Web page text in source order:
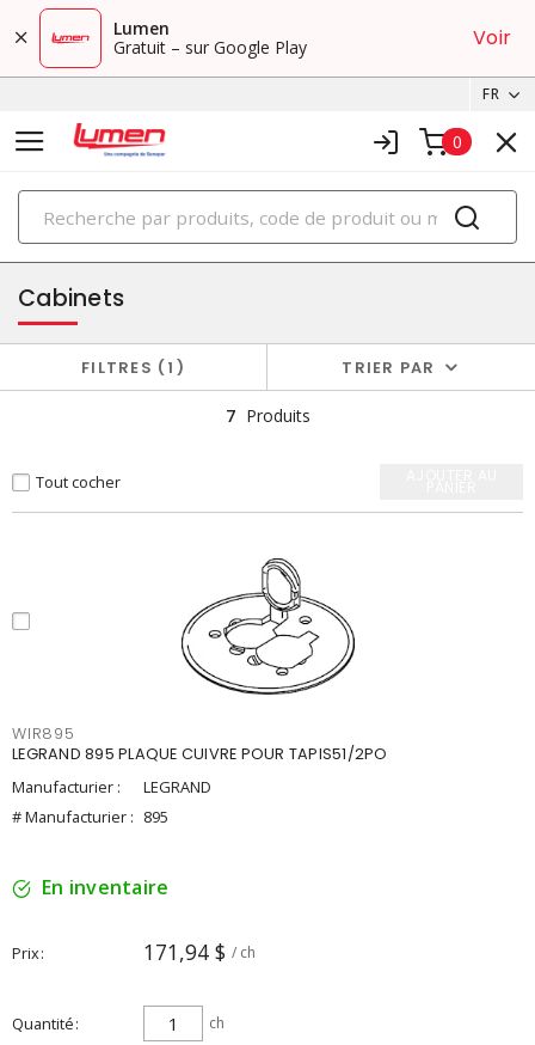
Lumen
Gratuit – sur Google Play
Voir
FR
0
PRODUITS
boîtiers et cabinets
Cabinets
FILTRES 1 TRIER PAR
7 Produits
Tout cocher
WIR895
LEGRAND 895 PLAQUE CUIVRE POUR TAPIS51/2PO
Manufacturier :
LEGRAND
# Manufacturier : 895
En inventaire
Prix 171,94 $ / ch
Quantité ch